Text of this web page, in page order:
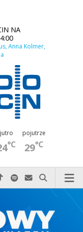
NA
Anna Kolmer,
jutro
°C
pojutrze
29°C
do nas zadzwoń
na Facebook-u
nas na Xnas na Instagram-ie
Odwiedź nas na TikTok-u
Szukaj nas na Spotify
Wyślij do nas
Szukaj